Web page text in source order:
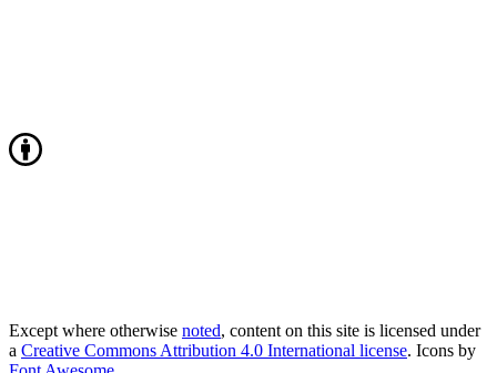
Except where otherwise noted, content on this site is licensed under
a Creative Commons Attribution 4.0 International license. Icons by